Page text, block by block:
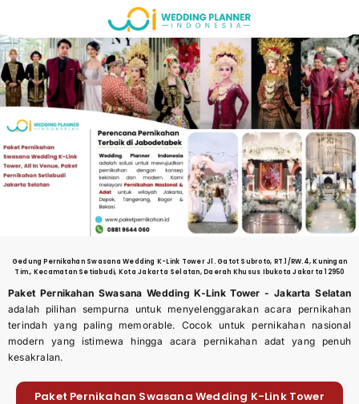
to
content
Gedung Pernikahan Swasana Wedding K-Link Tower Jl. Gatot Subroto, RT.1/RW.4, Kuningan
Tim., Kecamatan Setiabudi, Kota Jakarta Selatan, Daerah Khusus Ibukota Jakarta 12950
Paket Pernikahan Swasana Wedding K-Link Tower - Jakarta Selatan
adalah pilihan sempurna untuk menyelenggarakan acara pernikahan
terindah yang paling memorable. Cocok untuk pernikahan nasional
modern yang istimewa hingga acara pernikahan adat yang penuh
kesakralan.
Paket Pernikahan Swasana Wedding K-Link Tower